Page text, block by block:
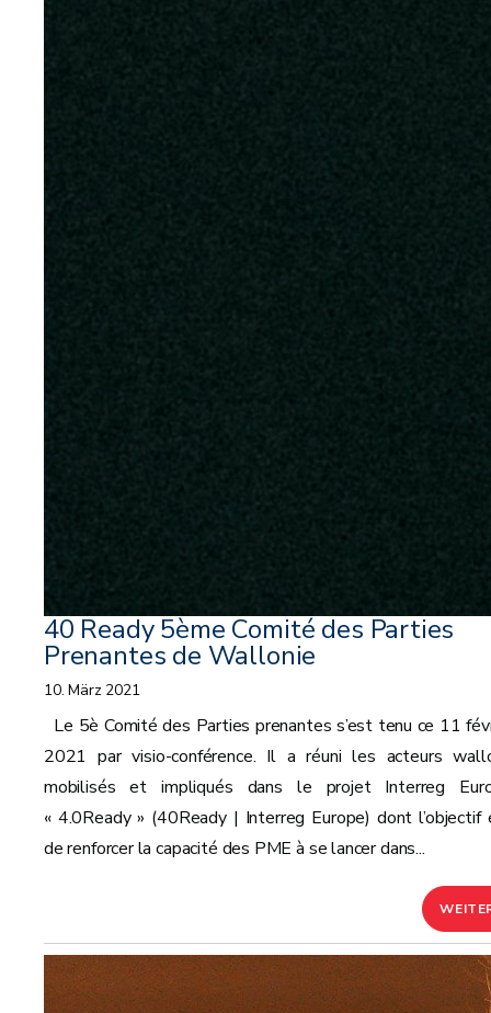
40 Ready 5ème Comité des Parties
Prenantes de Wallonie
10. März 2021
Le 5è Comité des Parties prenantes s’est tenu ce 11
2021 par visio-conférence. Il a réuni les acteurs
mobilisés et impliqués dans le projet Interreg
« 4.0Ready » (40Ready | Interreg Europe) dont l’objectif
de renforcer la capacité des PME à se lancer dans...